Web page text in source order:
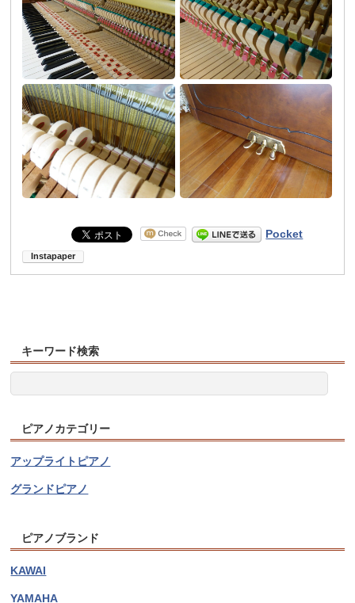
Pocket
キーワード検索
ピアノカテゴリー
アップライトピアノ
グランドピアノ
ピアノブランド
KAWAI
YAMAHA